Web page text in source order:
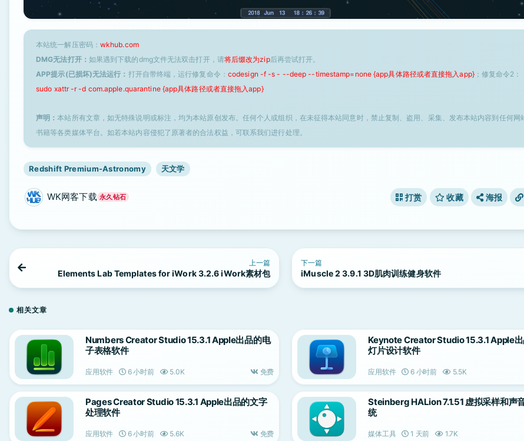
本站统一解压密码： wkhub.com
DMG无法打开： 如果遇到下载的dmg文件无法双击打开，请将后缀改为zip后再尝试打开。
APP提示(已损坏)无法运行： 打开自带终端，运行修复命令： codesign -f -s - --deep --timestamp=none {app具体路径或者直接拖入app}；修复命令2：
sudo xattr -r -d com.apple.quarantine {app具体路径或者直接拖入app}
声明：本站所有文章，如无特殊说明或标注，均为本站原创发布。任何个人或组织，在未征得本站同意时，禁止复制、盗用、采集、发布本站内容到任何网
书籍等各类媒体平台。如若本站内容侵犯了原著者的合法权益，可联系我们进行处理。
Redshift Premium-Astronomy 天文学
WK网客下载 永久钻石 打赏 收藏 海报
上一篇
Elements Lab Templates for iWork 3.2.6 iWork素材包
下一篇
iMuscle 2 3.9.1 3D肌肉训练健身软件
相关文章
Numbers Creator Studio 15.3.1 Apple出品的电
子表格软件
应用软件 6 小时前 5.0K 免费
Keynote Creator Studio 15.3.1 Apple
灯片设计软件
应用软件 6 小时前 5.5K
Pages Creator Studio 15.3.1 Apple出品的文字
处理软件
应用软件 6 小时前 5.6K 免费
Steinberg HALion 7.1.51 虚拟采样和声
统
媒体工具 1 天前 1.7K